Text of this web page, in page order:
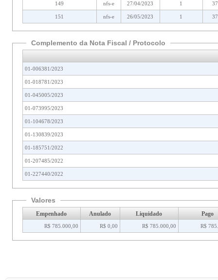
149 nfs-e 27/04/2023 1
151 nfs-e 26/05/2023 1
Complemento da Nota Fiscal / Protocolo
01-006381/2023
01-018781/2023
01-045005/2023
01-073995/2023
01-104678/2023
01-130839/2023
01-185751/2022
01-207485/2022
01-227440/2022
Valores
Empenhado Anulado Liquidado Pago
R$ 785.000,00 R$ 0,00 R$ 785.000,00 R$